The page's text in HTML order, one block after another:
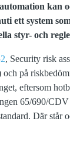
kan
ett system
styr- och
, Security risk
på
eftersom
65/690/
Där står